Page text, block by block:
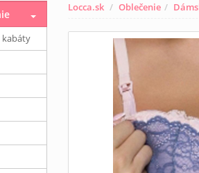
Locca.sk Oblečenie
kabáty